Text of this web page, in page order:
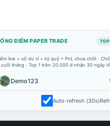
ĐIỂM PAPER TRADE
live = số dư ví + ký quỹ + PnL chưa chốt ·
tháng · Top 1 trên 20.000 đ nhận 30 ngày
Demo123
Auto-refresh (30s)